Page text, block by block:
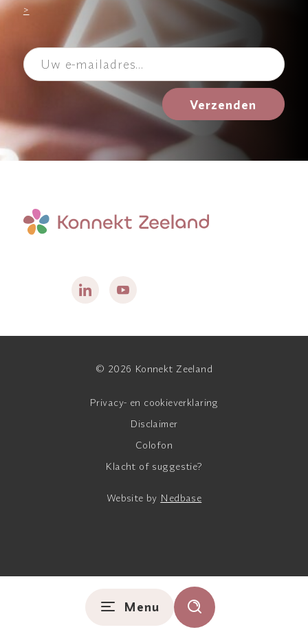
Menu
>
Verzenden
© 2026 Konnekt Zeeland
Privacy- en cookieverklaring
Disclaimer
Colofon
Klacht of suggestie?
Website by Nedbase